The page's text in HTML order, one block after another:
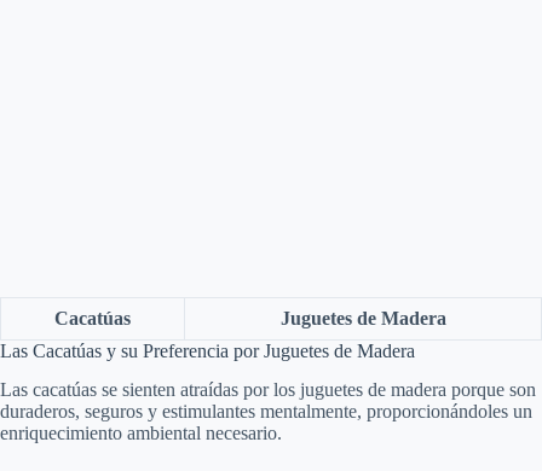
Cacatúas
Juguetes de Madera
Las Cacatúas y su Preferencia por Juguetes de Madera
Las cacatúas se sienten atraídas por los juguetes de madera porque son
duraderos, seguros y estimulantes mentalmente, proporcionándoles un
enriquecimiento ambiental necesario.